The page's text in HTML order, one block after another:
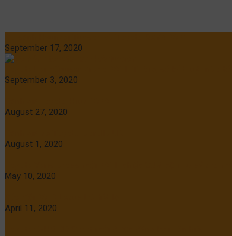
September 17, 2020
September 3, 2020
August 27, 2020
August 1, 2020
May 10, 2020
April 11, 2020